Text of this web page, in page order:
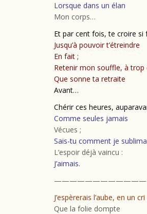
Lorsque dans un élan
Mon corps…
Et par cent fois, te croire si
Jusqu’à pouvoir t’étreindre
En fait ;
Retenir mon souffle, à trop
Que sonne ta retraite
Avant…
Chérir ces heures,
Comme seules jamais
Vécues ;
Sais-tu comment je
L’espoir déjà vaincu :
J’aimais.
J’espèrerais l’aube, en un cri
Que la folie dompte